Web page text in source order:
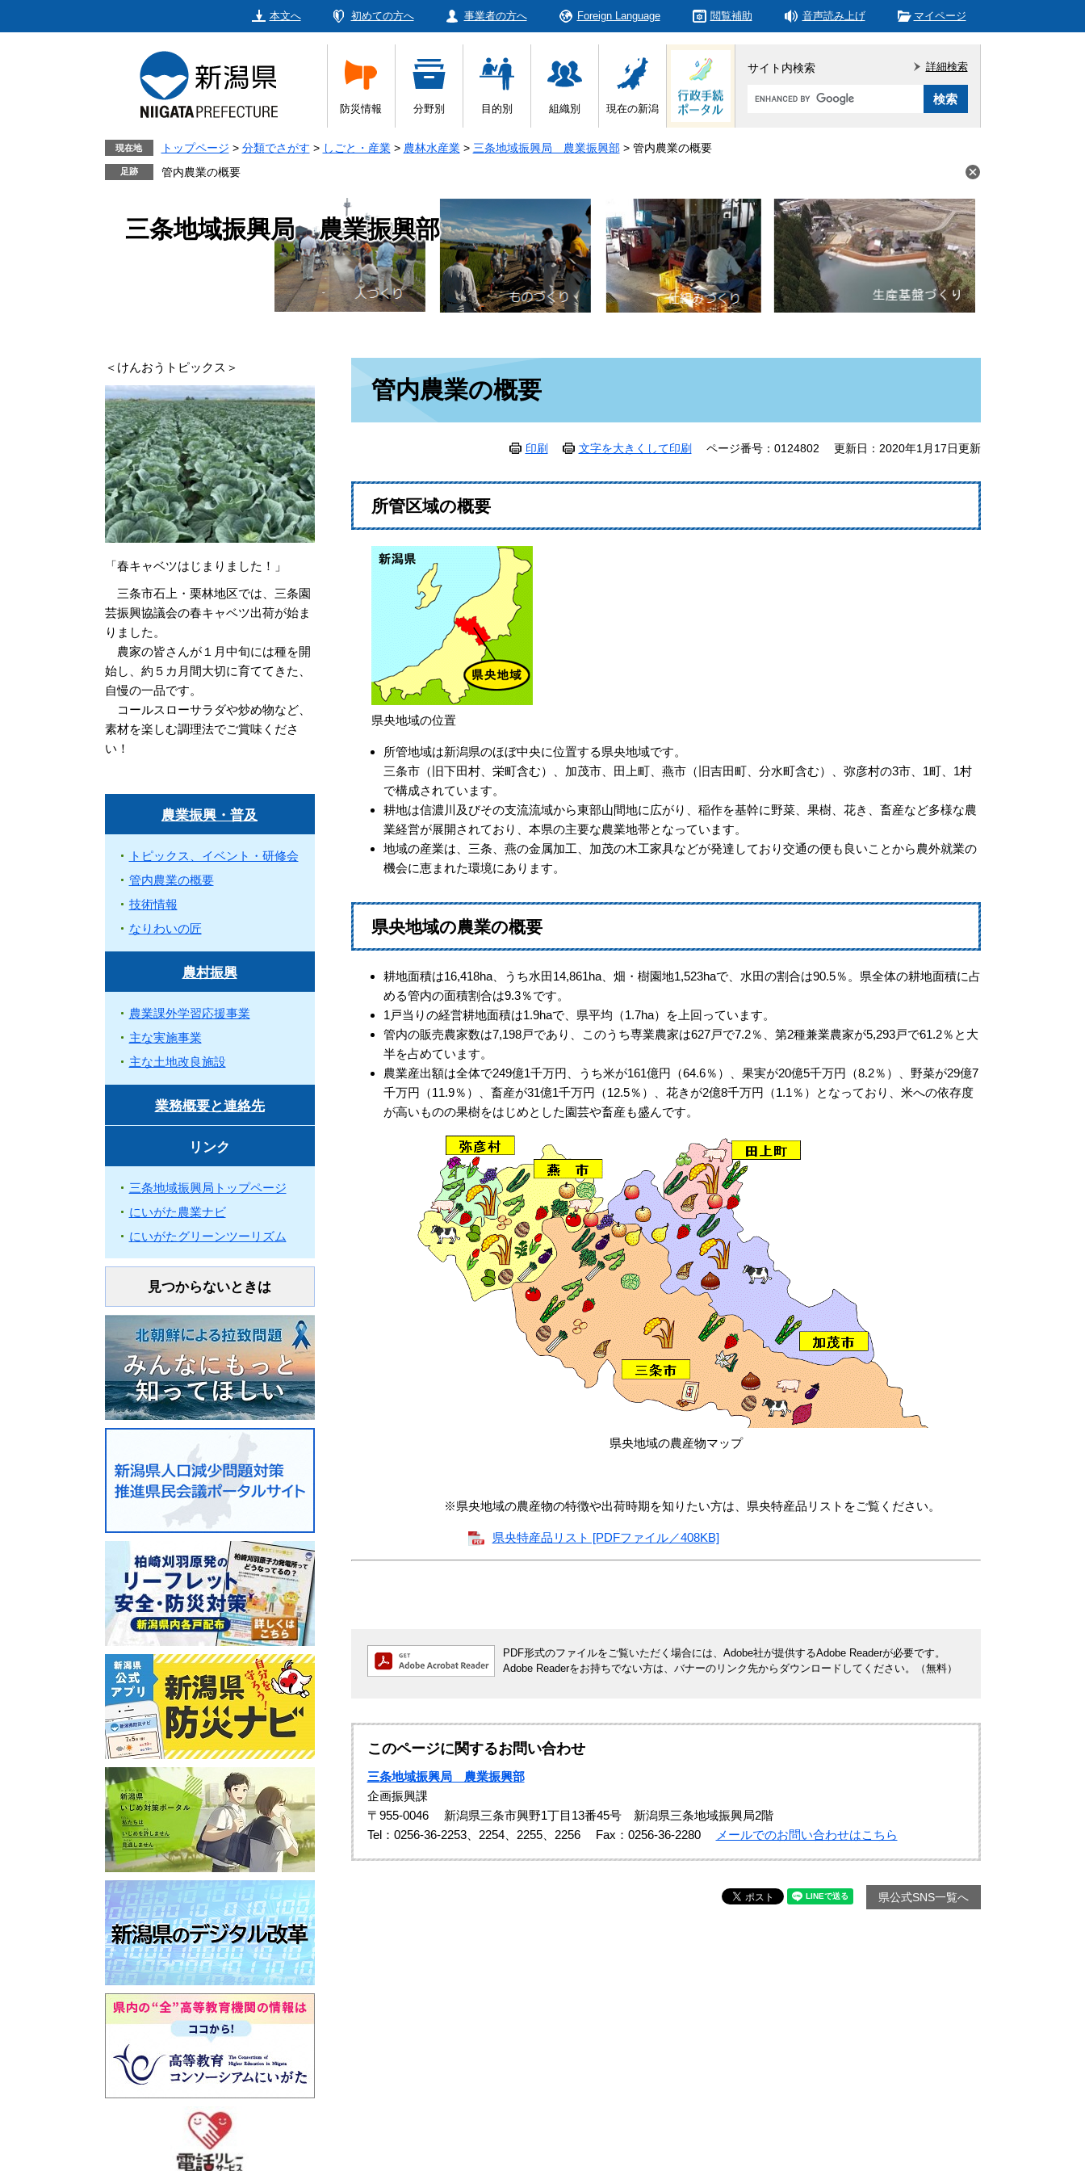
本文へ 初めての方へ 事業者の方へ Foreign Language 閲覧補助 音声読み上げ マイページ
防災情報 分野別 目的別 組織別 現在の新潟
サイト内検索
Google
詳細検索
現在地 トップページ > 分類でさがす > しごと・産業 > 農林水産業 > 三条地域振興局 農業振興部 > 管内農業の概要
管内農業の概要
三条地域振興局 農業振興部
管内農業の概要
印刷 文字を大きくして印刷 ページ番号：0124802 更新日：2020年1月17日更新
所管区域の概要
県央地域の位置
所管地域は新潟県のほぼ中央に位置する県央地域です。
三条市（旧下田村、栄町含む）、加茂市、田上町、燕市（旧吉田町、分水町含む）、弥彦村の3市、1町、1村
で構成されています。
耕地は信濃川及びその支流流域から東部山間地に広がり、稲作を基幹に野菜、果樹、花き、畜産など多様な農
業経営が展開されており、本県の主要な農業地帯となっています。
地域の産業は、三条、燕の金属加工、加茂の木工家具などが発達しており交通の便も良いことから農外就業の
機会に恵まれた環境にあります。
県央地域の農業の概要
耕地面積は16,418ha、うち水田14,861ha、畑・樹園地1,523haで、水田の割合は90.5％。県全体の耕地面積に占
める管内の面積割合は9.3％です。
1戸当りの経営耕地面積は1.9haで、県平均（1.7ha）を上回っています。
管内の販売農家数は7,198戸であり、このうち専業農家は627戸で7.2％、第2種兼業農家が5,293戸で61.2％と大
半を占めています。
農業産出額は全体で249億1千万円、うち米が161億円（64.6％）、果実が20億5千万円（8.2％）、野菜が29億7
千万円（11.9％）、畜産が31億1千万円（12.5％）、花きが2億8千万円（1.1％）となっており、米への依存度
が高いものの果樹をはじめとした園芸や畜産も盛んです。
県央地域の農産物マップ
※県央地域の農産物の特徴や出荷時期を知りたい方は、県央特産品リストをご覧ください。
県央特産品リスト [PDFファイル／408KB]
PDF形式のファイルをご覧いただく場合には、Adobe社が提供するAdobe Readerが必要です。
Adobe Readerをお持ちでない方は、バナーのリンク先からダウンロードしてください。（無料）
このページに関するお問い合わせ
三条地域振興局 農業振興部
企画振興課
〒955-0046
新潟県三条市興野1丁目13番45号 新潟県三条地域振興局2階
Tel：0256-36-2253、2254、2255、2256
Fax：0256-36-2280 メールでのお問い合わせはこちら
県公式SNS一覧へ
＜けんおうトピックス＞
「春キャベツはじまりました！」
三条市石上・栗林地区では、三条園
芸振興協議会の春キャベツ出荷が始ま
りました。
農家の皆さんが１月中旬には種を開
始し、約５カ月間大切に育ててきた、
自慢の一品です。
コールスローサラダや炒め物など、
素材を楽しむ調理法でご賞味くださ
い！
農業振興・普及
トピックス、イベント・研修会
管内農業の概要
技術情報
なりわいの匠
農村振興
農業課外学習応援事業
主な実施事業
主な土地改良施設
業務概要と連絡先
リンク
三条地域振興局トップページ
にいがた農業ナビ
にいがたグリーンツーリズム
見つからないときは